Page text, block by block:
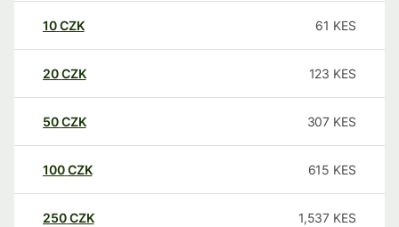
10CZK 61 KES
20CZK 123 KES
50CZK 307 KES
100CZK 615 KES
250CZK 1,537 KES